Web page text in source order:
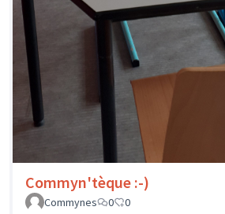
Commyn'tèque :-)
Commynes
0 0